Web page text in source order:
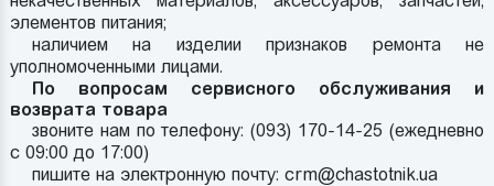
элементов питания;
наличием на изделии признаков ремонта не
уполномоченными лицами.
По вопросам сервисного обслуживания и
возврата товара
звоните нам по телефону: (093) 170-14-25 (ежедневно
с 09:00 до 17:00)
пишите на электронную почту: crm@chastotnik.ua